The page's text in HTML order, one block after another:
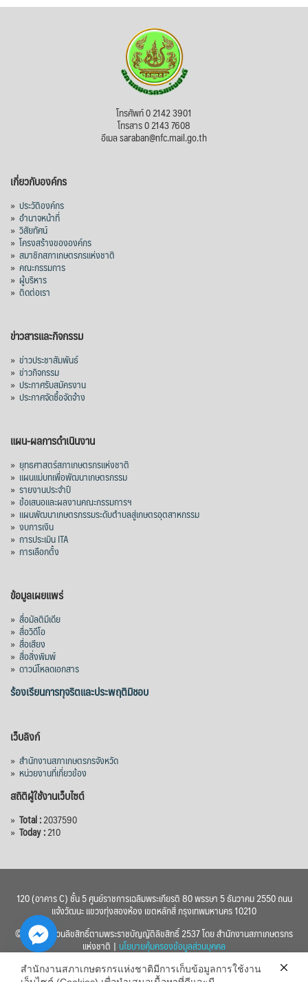
โทรศัพท์ 0 2142 3901
โทรสาร 0 2143 7608
อีเมล saraban@nfc.mail.go.th
เกี่ยวกับองค์กร
» ประวัติองค์กร
» อำนาจหน้าที่
» วิสัยทัศน์
» โครงสร้างขององค์กร
» สมาชิกสภาเกษตรกรแห่งชาติ
» คณะกรรมการ
» ผู้บริหาร
» ติดต่อเรา
ข่าวสารและกิจกรรม
» ข่าวประชาสัมพันธ์
» ข่าวกิจกรรม
» ประกาศรับสมัครงาน
» ประกาศจัดซื้อจัดจ้าง
แผน-ผลการดำเนินงาน
» ยุทธศาสตร์สภาเกษตรกรแห่งชาติ
» แผนแม่บทเพื่อพัฒนาเกษตรกรรม
» รายงานประจำปี
» ข้อเสนอและผลงานคณะกรรมการฯ
» แผนพัฒนาเกษตรกรรมระดับตำบลสู่เกษตรอุตสาหกรรม
» งบการเงิน
» การประเมิน ITA
» การเลือกตั้ง
ข้อมูลเผยแพร่
» สื่อมัลติมีเดีย
» สื่อวิดีโอ
» สื่อเสียง
» สื่อสิ่งพิมพ์
» ดาวน์โหลดเอกสาร
ร้องเรียนการทุจริตและประพฤติมิชอบ
เว็บลิงก์
» สำนักงานสภาเกษตรกรจังหวัด
» หน่วยงานที่เกี่ยวข้อง
สถิติผู้ใช้งานเว็บไซต์
» Total :2037590
» Today :210
120 (อาคาร C) ชั้น 5 ศูนย์ราชการเฉลิมพระเกียรติ 80 พรรษา 5 ธันวาคม 2550 ถนน
แจ้งวัฒนะ แขวงทุ่งสองห้อง เขตหลักสี่ กรุงเทพมหานคร 10210
© 2560 สงวนลิขสิทธิ์ตามพระราชบัญญัติลิขสิทธิ์ 2537 โดย สำนักงานสภาเกษตรกร
แห่งชาติ | นโยบายคุ้มครองข้อมูลส่วนบุคคล
สำนักงานสภาเกษตรกรแห่งชาติมีการเก็บข้อมูลการใช้งาน